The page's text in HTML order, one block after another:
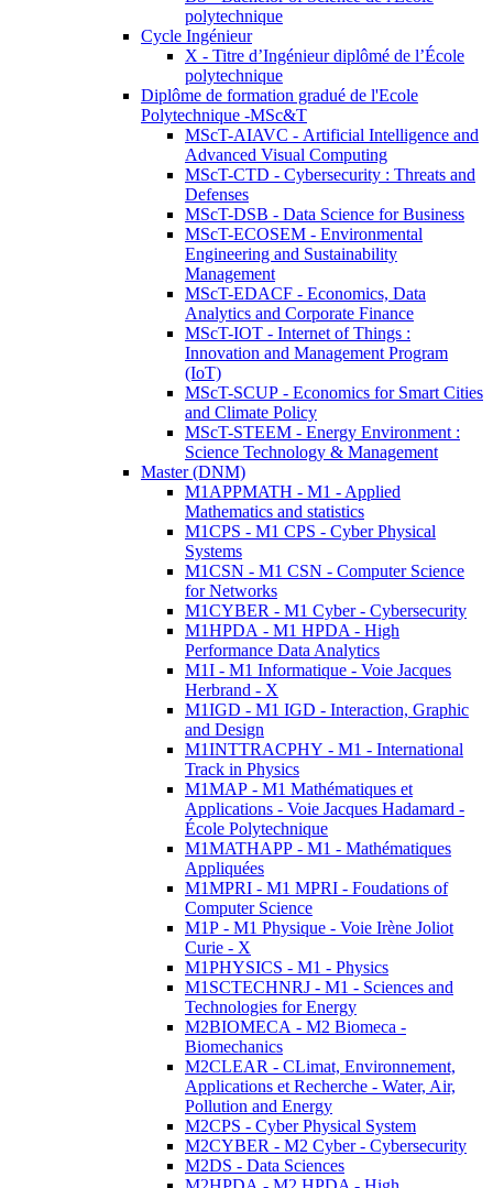
polytechnique
Cycle Ingénieur
X - Titre d’Ingénieur diplômé de l’École
polytechnique
Diplôme de formation gradué de l'Ecole
Polytechnique -MSc&T
MScT-AIAVC - Artificial Intelligence and
Advanced Visual Computing
MScT-CTD - Cybersecurity : Threats and
Defenses
MScT-DSB - Data Science for Business
MScT-ECOSEM - Environmental
Engineering and Sustainability
Management
MScT-EDACF - Economics, Data
Analytics and Corporate Finance
MScT-IOT - Internet of Things :
Innovation and Management Program
(IoT)
MScT-SCUP - Economics for Smart Cities
and Climate Policy
MScT-STEEM - Energy Environment :
Science Technology & Management
Master (DNM)
M1APPMATH - M1 - Applied
Mathematics and statistics
M1CPS - M1 CPS - Cyber Physical
Systems
M1CSN - M1 CSN - Computer Science
for Networks
M1CYBER - M1 Cyber - Cybersecurity
M1HPDA - M1 HPDA - High
Performance Data Analytics
M1I - M1 Informatique - Voie Jacques
Herbrand - X
M1IGD - M1 IGD - Interaction, Graphic
and Design
M1INTTRACPHY - M1 - International
Track in Physics
M1MAP - M1 Mathématiques et
Applications - Voie Jacques Hadamard -
École Polytechnique
M1MATHAPP - M1 - Mathématiques
Appliquées
M1MPRI - M1 MPRI - Foudations of
Computer Science
M1P - M1 Physique - Voie Irène Joliot
Curie - X
M1PHYSICS - M1 - Physics
M1SCTECHNRJ - M1 - Sciences and
Technologies for Energy
M2BIOMECA - M2 Biomeca -
Biomechanics
M2CLEAR - CLimat, Environnement,
Applications et Recherche - Water, Air,
Pollution and Energy
M2CPS - Cyber Physical System
M2CYBER - M2 Cyber - Cybersecurity
M2DS - Data Sciences